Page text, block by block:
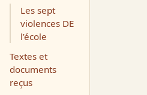
Les sept
violences DE
l’école
Textes et
documents
reçus